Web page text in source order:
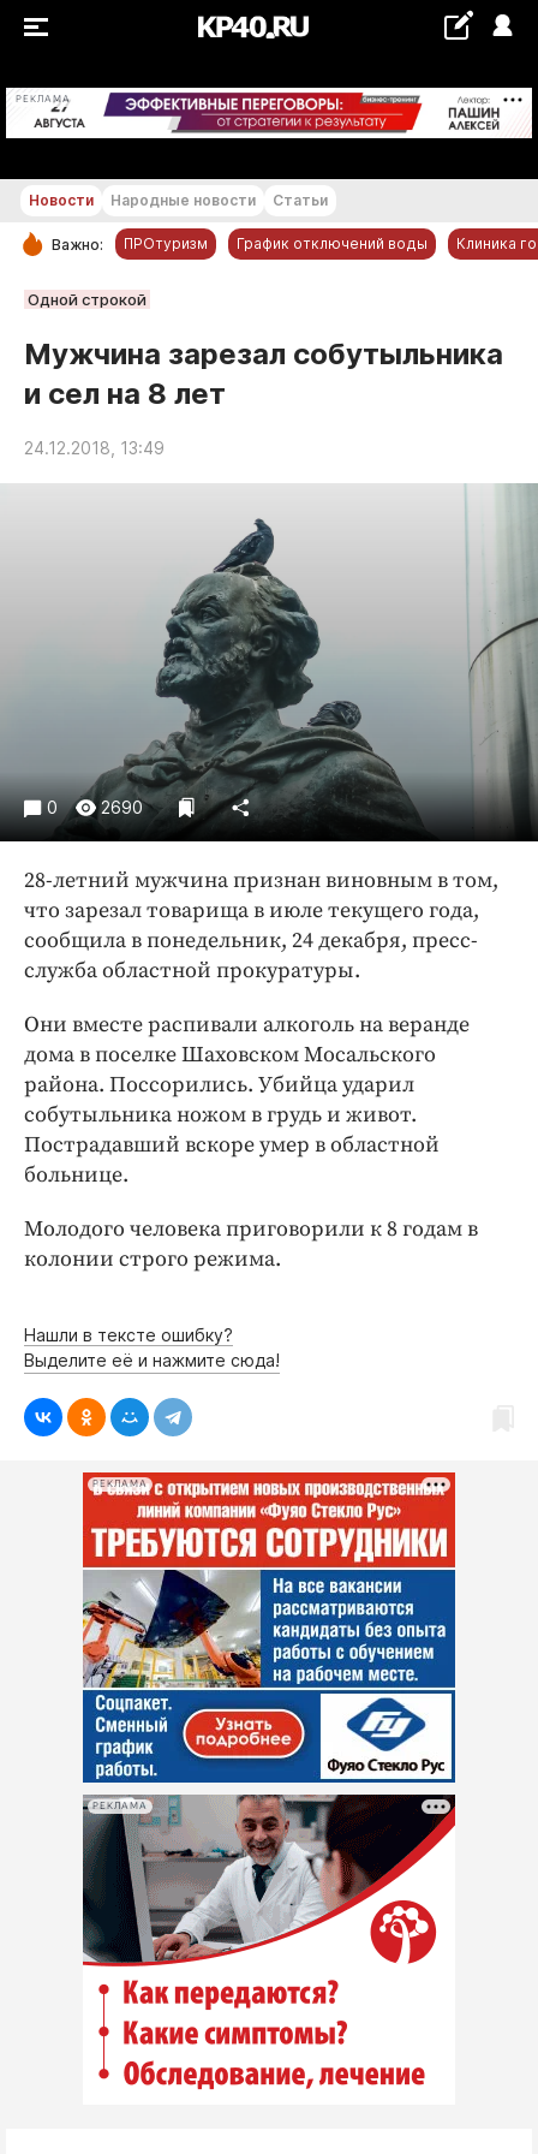
РЕКЛАМА +16...+17 °С
РУБРИКИ
Новости компаний
Статьи
Народные новости
Авто и транспорт
Недвижимость и ЖКХ
Образование
Общество
Праздники
Происшествия
Спорт
Экономика и бизнес
ПРОЕКТЫ
Блоги
Медиаперсона
Интересное чтиво
Клиника года
Бренд года
Работодатель года
Новости Народные новости Статьи
Важно: ПРОтуризм График отключений воды Клиника
Одной строкой
Мужчина зарезал собутыльника
и сел на 8 лет
24.12.2018, 13:49
0 2690
28-летний мужчина признан виновным в том,
что зарезал товарища в июле текущего года,
сообщила в понедельник, 24 декабря, пресс-
служба областной прокуратуры.
Они вместе распивали алкоголь на веранде
дома в поселке Шаховском Мосальского
района. Поссорились. Убийца ударил
собутыльника ножом в грудь и живот.
Пострадавший вскоре умер в областной
больнице.
Молодого человека приговорили к 8 годам в
колонии строго режима.
Нашли в тексте ошибку?
Выделите её и нажмите сюда!
РЕКЛАМА
РЕКЛАМА